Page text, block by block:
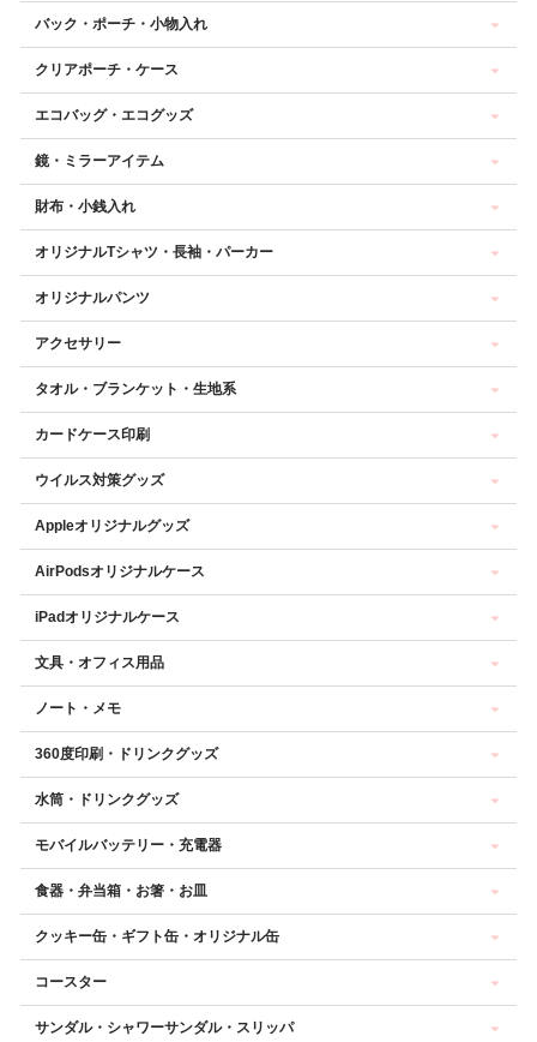
バック・ポーチ・小物入れ
クリアポーチ・ケース
エコバッグ・エコグッズ
鏡・ミラーアイテム
財布・小銭入れ
オリジナルTシャツ・長袖・パーカー
オリジナルパンツ
アクセサリー
タオル・ブランケット・生地系
カードケース印刷
ウイルス対策グッズ
Appleオリジナルグッズ
AirPodsオリジナルケース
iPadオリジナルケース
文具・オフィス用品
ノート・メモ
360度印刷・ドリンクグッズ
水筒・ドリンクグッズ
モバイルバッテリー・充電器
食器・弁当箱・お箸・お皿
クッキー缶・ギフト缶・オリジナル缶
コースター
サンダル・シャワーサンダル・スリッパ